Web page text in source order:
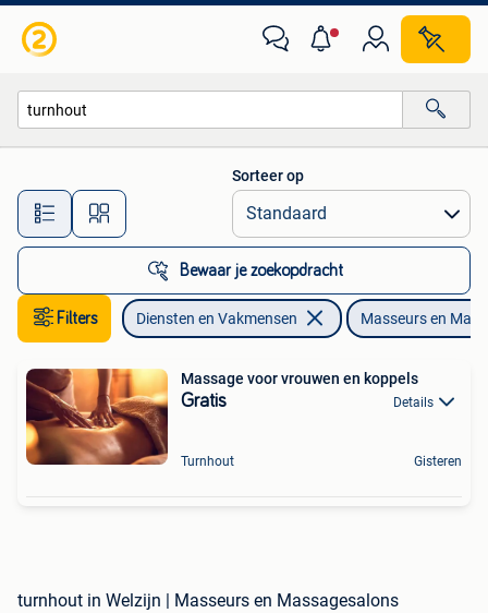
Alle afstanden…
Sorteer op
Bewaar je zoekopdracht
Filters Diensten en Vakmensen Masseurs en
Massage voor vrouwen en koppels
Gratis Details
Turnhout Gisteren
turnhout in Welzijn | Masseurs en Massagesalons